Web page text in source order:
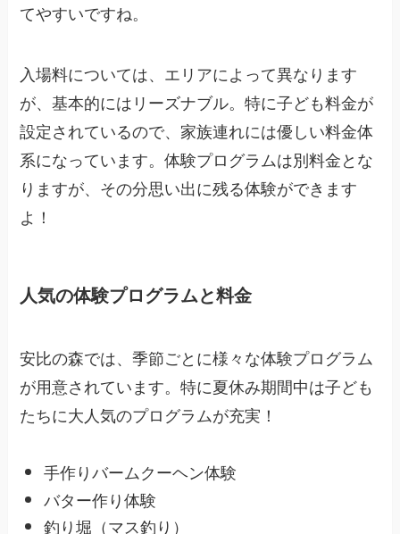
てやすいですね。
入場料については、エリアによって異なります
が、基本的にはリーズナブル。特に子ども料金が
設定されているので、家族連れには優しい料金体
系になっています。体験プログラムは別料金とな
りますが、その分思い出に残る体験ができます
よ！
人気の体験プログラムと料金
安比の森では、季節ごとに様々な体験プログラム
が用意されています。特に夏休み期間中は子ども
たちに大人気のプログラムが充実！
手作りバームクーヘン体験
バター作り体験
釣り堀（マス釣り）